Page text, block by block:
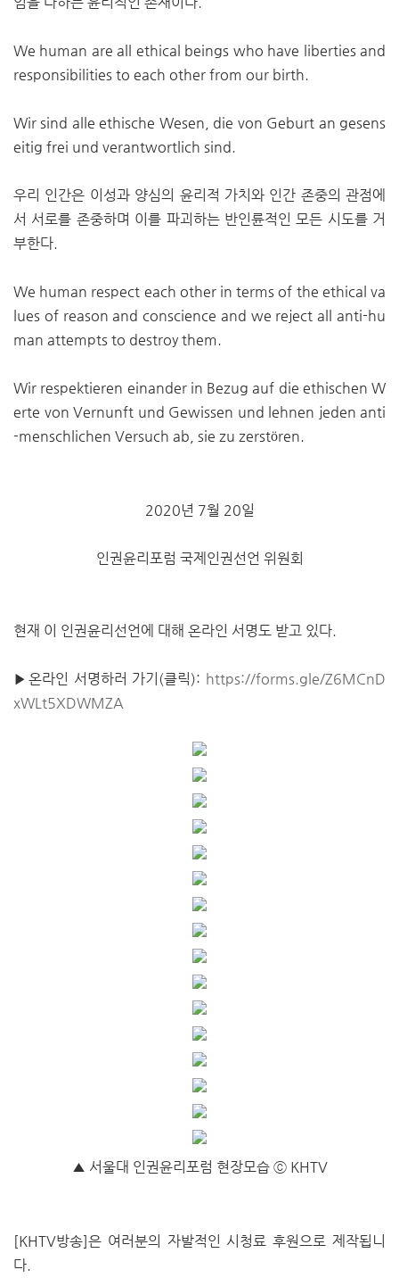
We human are all ethical beings who have liberties and
responsibilities to each other from our birth.
Wir sind alle ethische Wesen, die von Geburt an gesens
eitig frei und verantwortlich sind.
우리 인간은 이성과 양심의 윤리적 가치와 인간 존중의 관점에
서 서로를 존중하며 이를 파괴하는 반인륜적인 모든 시도를 거
부한다.
We human respect each other in terms of the ethical va
lues of reason and conscience and we reject all anti-hu
man attempts to destroy them.
Wir respektieren einander in Bezug auf die ethischen W
erte von Vernunft und Gewissen und lehnen jeden anti
-menschlichen Versuch ab, sie zu zerstören.
2020년 7월 20일
인권윤리포럼 국제인권선언 위원회
현재 이 인권윤리선언에 대해 온라인 서명도 받고 있다.
▶온라인 서명하러 가기(클릭): https://forms.gle/Z6MCnD
xWLt5XDWMZA
▲ 서울대 인권윤리포럼 현장모습 ⓒ KHTV
[KHTV방송]은 여러분의 자발적인 시청료 후원으로 제작됩니
다.